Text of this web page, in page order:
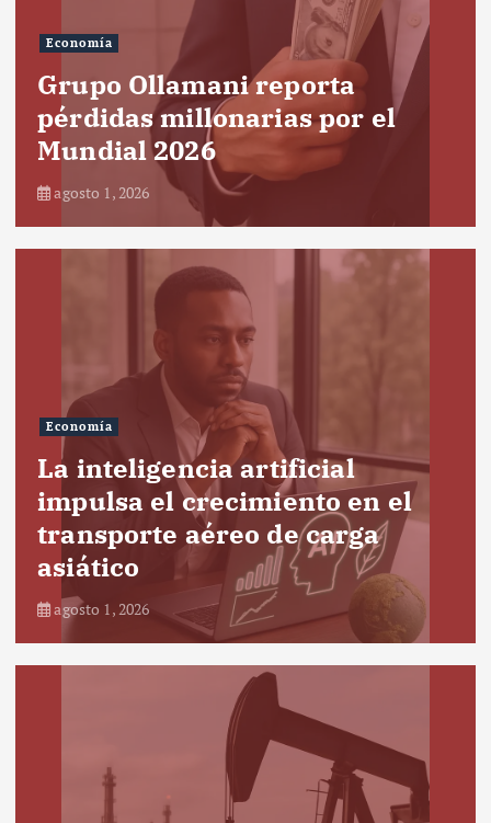
Economía
Grupo Ollamani reporta
pérdidas millonarias por el
Mundial 2026
agosto 1, 2026
Economía
La inteligencia artificial
impulsa el crecimiento en el
transporte aéreo de carga
asiático
agosto 1, 2026